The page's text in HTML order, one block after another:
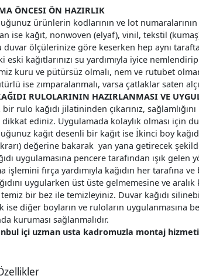
ÖNCESI ÖN HAZIRLIK
ürünlerin kodlarının ve lot
ise kağıt, nonwoven (elyaf), vinil, tekstil
duvar ölçülerinize göre keserken hep aynı
eski kağıtlarınızı su yardımıyla iyice
kuru ve pütürsüz olmalı, nem ve rutubet
ise zımparalanmalı, varsa çatlaklar saten
RULOLARININ HAZIRLANMASI VE
rulo kağıdı jilatininden çıkarınız,
dikkat ediniz. Uygulamada kolaylık olması için
kağıt desenli bir kağıt ise İkinci boy
değerine bakarak yan yana getirecek
uygulamasına pencere tarafından ışık gelen
işlemini fırça yardımıyla kağıdın her tarafına
uygularken üst üste gelmemesine ve
temiz bir bez ile temizleyiniz. Duvar kağıdı
ise diğer boyların ve ruloların uygulanmasına
kuruması sağlanmalıdır.
içi uzman usta kadromuzla montaj